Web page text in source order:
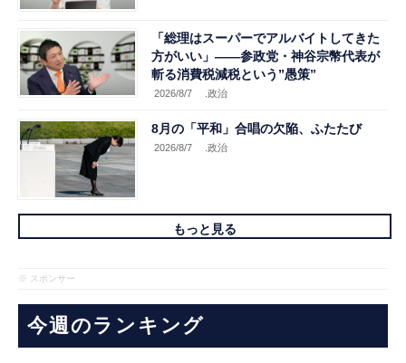
「総理はスーパーでアルバイトしてきた
方がいい」――参政党・神谷宗幣代表が
斬る消費税減税という”愚策”
2026/8/7 .政治
8月の「平和」合唱の欠陥、ふたたび
2026/8/7 .政治
もっと見る
※ スポンサー
今週のランキング